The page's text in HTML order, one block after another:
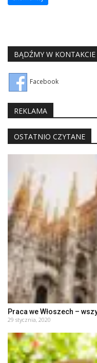
BĄDŹMY W KONTAKCIE
Facebook
REKLAMA
OSTATNIO CZYTANE
Praca we Włoszech –
29 stycznia, 2020